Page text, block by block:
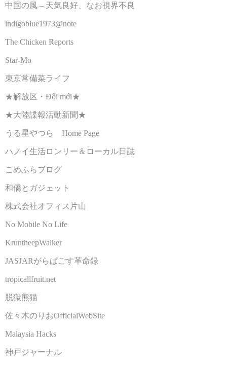
中国の風 – 天気良好、なお視界不良
indigoblue1973@note
The Chicken Reports
Star-Mo
東京常備菜ライフ
★解放区・Đổi mới★
★大陸諜報活動新聞★
うる星やつら Home Page
ハノイ生活ロンリー＆ローカル日誌
こめふらブログ
和僑とガジェット
株式会社オフィス片山
No Mobile No Life
KruntheepWalker
JASJARがらぱごす革命録
tropicallfruit.net
脱獄熊猫
佐々木のりおOfficialWebSite
Malaysia Hacks
神戸ジャーナル